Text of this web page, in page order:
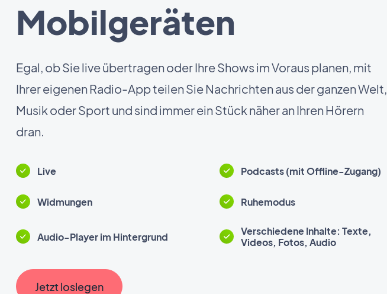
Mobilgeräten
Egal, ob Sie live übertragen oder Ihre Shows im Voraus planen, mit
Ihrer eigenen Radio-App teilen Sie Nachrichten aus der ganzen Welt,
Musik oder Sport und sind immer ein Stück näher an Ihren Hörern
dran.
Live Podcasts (mit Offline-Zugang)
Widmungen Ruhemodus
Audio-Player im Hintergrund
Verschiedene Inhalte: Texte,
Videos, Fotos, Audio
Jetzt loslegen